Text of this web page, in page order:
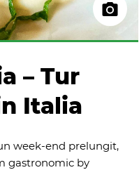
– Tur
Italia
week-end prelungit,
gastronomic by